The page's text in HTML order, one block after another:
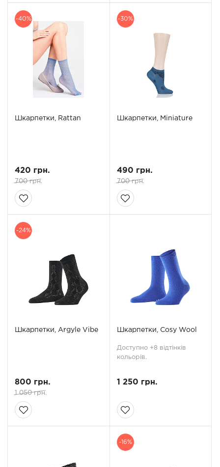
-40%
Шкарпетки, Rattan
420 грн.
700 грн.
-30%
Шкарпетки, Miniature
490 грн.
700 грн.
-24%
Шкарпетки, Argyle Vibe
800 грн.
1 050 грн.
Шкарпетки, Cosy Wool
Доступно +8 відтінків
кольорів.
1 250 грн.
-16%